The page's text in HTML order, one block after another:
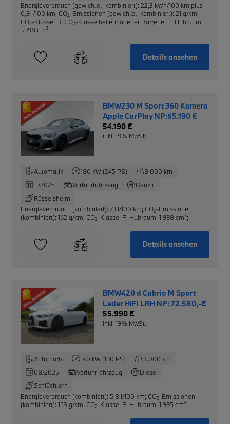
Energieverbrauch (gewichtet, kombiniert): 22,3 kWh/100 km plus
0,9 l/100 km; CO2-Emissionen (gewichtet, kombiniert): 21 g/km;
CO2-Klasse: B; CO2-Klasse bei entladener Batterie: F; Hubraum:
1.998 cm3;
Details ansehen
BMW230 M Sport 360 Kamera
Apple CarPlay NP:65.190 €
54.190 €
inkl. 19% MwSt.
Automatik 180 kW (245 PS)
3.000 km
11/2025
Vorführfahrzeug
Benzin
Rüsselsheim
Energieverbrauch (kombiniert): 7,1 l/100 km; CO2-Emissionen
(kombiniert): 162 g/km; CO2-Klasse: F; Hubraum: 1.998 cm3;
Details ansehen
BMW420 d Cabrio M Sport
Leder HiFi LRH NP: 72.580,-€
55.990 €
inkl. 19% MwSt.
Automatik 140 kW (190 PS)
3.000 km
08/2025
Vorführfahrzeug
Diesel
Schlüchtern
Energieverbrauch (kombiniert): 5,8 l/100 km; CO2-Emissionen
(kombiniert): 153 g/km; CO2-Klasse: E; Hubraum: 1.995 cm3;